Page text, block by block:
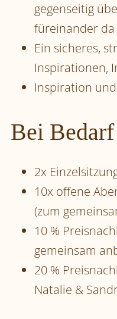
gegenseitig
füreinander da
Ein sicheres,
Inspirationen,
Inspiration
Bei
2x
10x offene
(zum
10 %
gemeinsam
20 %
Natalie &